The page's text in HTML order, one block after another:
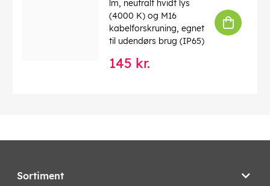
lm, neutralt hvidt lys
(4000 K) og M16
kabelforskruning, egnet
til udendørs brug (IP65)
145 kr.
Sortiment